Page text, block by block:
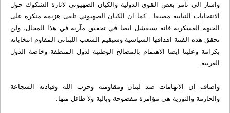
واشار الى تآمر بعض القوى الدولية والكيان الصهيوني لاثارة الشكوك حول
الانتخابات النيابية مضيفا : كما ان الكيان الصهيوني تلقى هزيمة منكرة على
الجبهة العسكرية فانه سيفشل ايضا في تحقيق مآربه في هذا المجال، ولن
تحقق هذه الفتنة اهدافها السياسية وسيقيم الشعب اللبناني المقاوم انتخاباته
بكرامة وعلينا ايضا الاهتمام بالمصالح الوطنية لدول المنطقة وخاصة الدول
العربية.
واضاف ان الاتهامات ضد لبنان ومقاومته وحزب الله وقيادته الشجاعة
والحازمة والثورية هي مؤامرة مفضوحة وبالية ولا طائل منها.